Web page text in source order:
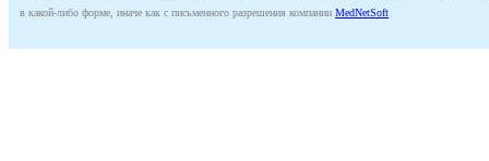
в какой-либо форме, иначе как с письменного разрешения компании MedNetSoft